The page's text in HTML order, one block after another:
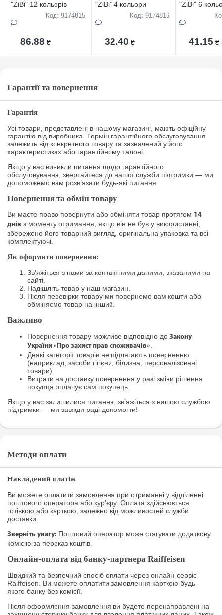
"ZiBi" 12 кольорів
Код: 9174815
86.88 ₴
"ZiBi" 4 кольори
Код: 9174816
32.40 ₴
"ZiBi" 6
41.15 ₴
Гарантії та повернення
Гарантія
Усі товари, представлені в нашому магазині, мають офіційну
гарантію від виробника. Термін гарантійного обслуговування
залежить від конкретного товару та зазначений у його
характеристиках або гарантійному талоні.
Якщо у вас виникли питання щодо гарантійного
обслуговування, звертайтеся до нашої служби підтримки — ми
допоможемо вам розв’язати будь-які питання.
Повернення та обмін товару
Ви маєте право повернути або обміняти товар протягом 14
днів з моменту отримання, якщо він не був у використанні,
збережено його товарний вигляд, оригінальна упаковка та всі
комплектуючі.
Як оформити повернення:
Зв’яжіться з нами за контактними даними, вказаними на
сайті.
Надішліть товар у наш магазин.
Після перевірки товару ми повернемо вам кошти або
обміняємо товар на інший.
Важливо
Повернення товару можливе відповідно до Закону
України «Про захист прав споживачів».
Деякі категорії товарів не підлягають поверненню
(наприклад, засоби гігієни, білизна, персоналізовані
товари).
Витрати на доставку повернення у разі зміни рішення
покупця оплачує сам покупець.
Якщо у вас залишилися питання, зв’яжіться з нашою службою
підтримки — ми завжди раді допомогти!
Методи оплати
Накладений платіж
Ви можете оплатити замовлення при отриманні у відділенні
поштового оператора або кур'єру. Оплата здійснюється
готівкою або карткою, залежно від можливостей служби
доставки.
Зверніть увагу: Поштовий оператор може стягувати додаткову
комісію за переказ коштів.
Онлайн-оплата від банку-партнера Raiffeisen
Швидкий та безпечний спосіб оплати через онлайн-сервіс
Raiffeisen. Ви можете оплатити замовлення карткою будь-
якого банку без комісії.
Після оформлення замовлення ви будете перенаправлені на